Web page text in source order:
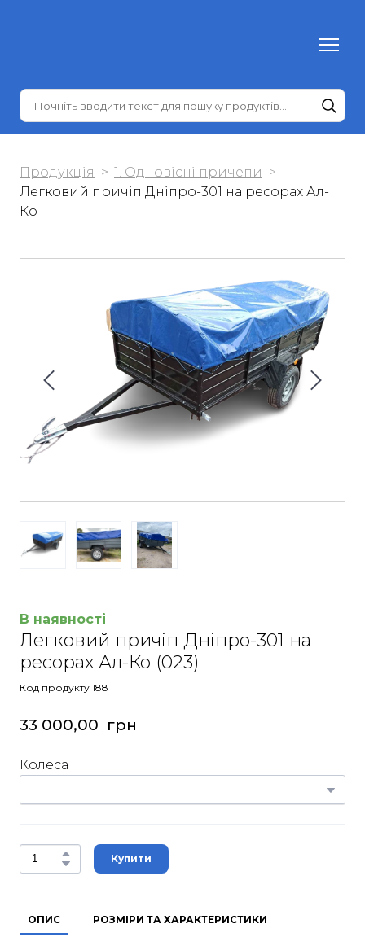
Продукція
1. Одновісні причепи
Легковий причіп Дніпро-301 на ресорах Ал-
Ко
В наявності
Легковий причіп Дніпро-301 на
ресорах Ал-Ко (023)
Код продукту 188
33 000,00  грн
Колеса
Купити
ОПИС РОЗМІРИ ТА ХАРАКТЕРИСТИКИ